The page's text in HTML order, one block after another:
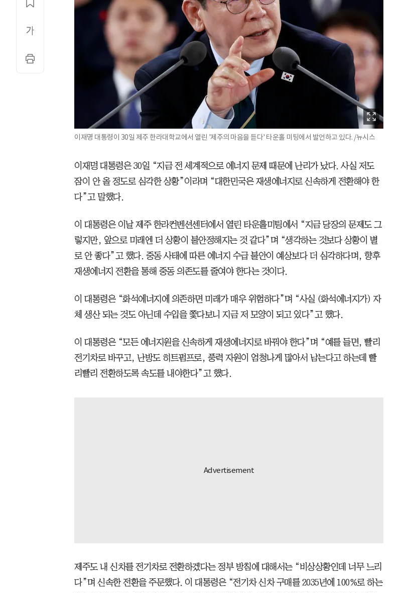
이재명 대통령이 30일 제주 한라대학교에서 열린 '제주의 마음을 듣다' 타운홀 미팅에서 발언하고 있다. /뉴시스
이재명 대통령은 30일 “지금 전 세계적으로 에너지 문제 때문에 난리가 났다. 사실 저도
잠이 안 올 정도로 심각한 상황”이라며 “대한민국은 재생에너지로 신속하게 전환해야 한
다”고 말했다.
이 대통령은 이날 제주 한라컨벤션센터에서 열린 타운홀미팅에서 “지금 당장의 문제도 그
렇지만, 앞으로 미래엔 더 상황이 불안정해지는 것 같다”며 “생각하는 것보다 상황이 별
로 안 좋다”고 했다. 중동 사태에 따른 에너지 수급 불안이 예상보다 더 심각하다며, 향후
재생에너지 전환을 통해 중동 의존도를 줄여야 한다는 것이다.
이 대통령은 “화석에너지에 의존하면 미래가 매우 위험하다”며 “사실 (화석에너지가) 자
체 생산 되는 것도 아닌데 수입을 쫓다보니 지금 저 모양이 되고 있다”고 했다.
이 대통령은 “모든 에너지원을 신속하게 재생에너지로 바꿔야 한다”며 “예를 들면, 빨리
전기차로 바꾸고, 난방도 히트펌프로, 풍력 자원이 엄청나게 많아서 남는다고 하는데 빨
리빨리 전환하도록 속도를 내야한다”고 했다.
제주도 내 신차를 전기차로 전환하겠다는 정부 방침에 대해서는 “비상상황인데 너무 느리
다”며 신속한 전환을 주문했다. 이 대통령은 “전기차 신차 구매를 2035년에 100%로 하는